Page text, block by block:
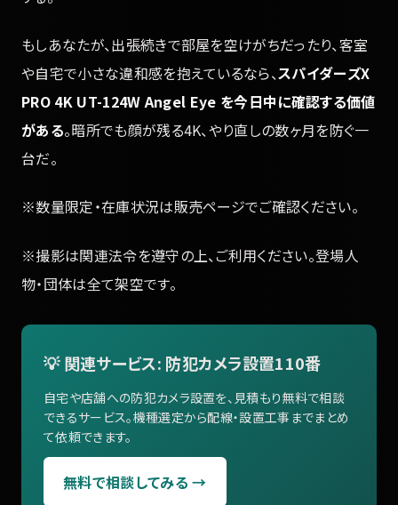
もしあなたが、出張続きで部屋を空けがちだったり、客室
や自宅で小さな違和感を抱えているなら、スパイダーズX
PRO 4K UT-124W Angel Eye を今日中に確認する価値
がある。暗所でも顔が残る4K、やり直しの数ヶ月を防ぐ一
台だ。
※数量限定・在庫状況は販売ページでご確認ください。
※撮影は関連法令を遵守の上、ご利用ください。登場人
物・団体は全て架空です。
💡 関連サービス: 防犯カメラ設置110番
自宅や店舗への防犯カメラ設置を、見積もり無料で相談
できるサービス。機種選定から配線・設置工事までまとめ
て依頼できます。
無料で相談してみる →